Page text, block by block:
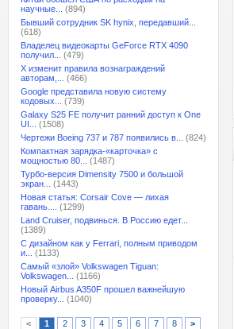
научные...
(894)
Бывший сотрудник SK hynix, передавший...
(618)
Владелец видеокарты GeForce RTX 4090
получил...
(479)
X изменит правила вознаграждений
авторам,...
(466)
Google представила новую систему
кодовых...
(739)
Galaxy S25 FE получит ранний доступ к One
UI...
(1508)
Чертежи Boeing 737 и 787 появились в...
(824)
Компактная зарядка-«карточка» с
мощностью 80...
(1487)
Турбо-версия Dimensity 7500 и большой
экран...
(1443)
Новая статья: Corsair Cove — лихая
гавань....
(1299)
Land Cruiser, подвинься. В Россию едет...
(1389)
С дизайном как у Ferrari, полным приводом
и...
(1133)
Самый «злой» Volkswagen Tiguan:
Volkswagen...
(1166)
Новый Airbus A350F прошел важнейшую
проверку...
(1040)
< 1 2 3 4 5 6 7 8 >